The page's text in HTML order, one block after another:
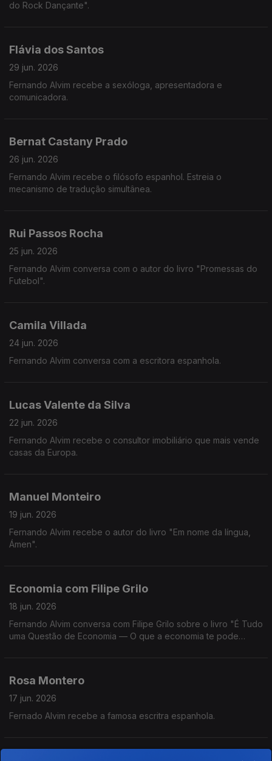
do Rock Dançante".
Flávia dos Santos
29 jun. 2026
Fernando Alvim recebe a sexóloga, apresentadora e
comunicadora.
Bernat Castany Prado
26 jun. 2026
Fernando Alvim recebe o filósofo espanhol. Estreia o
mecanismo de tradução simultânea.
Rui Passos Rocha
25 jun. 2026
Fernando Alvim conversa com o autor do livro "Promessas do
Futebol".
Camila Villada
24 jun. 2026
Fernando Alvim conversa com a escritora espanhola.
Lucas Valente da Silva
22 jun. 2026
Fernando Alvim recebe o consultor imobiliário que mais vende
casas da Europa.
Manuel Monteiro
19 jun. 2026
Fernando Alvim recebe o autor do livro "Em nome da língua,
Ámen".
Economia com Filipe Grilo
18 jun. 2026
Fernando Alvim conversa com Filipe Grilo sobre o livro "É Tudo
uma Questão de Economia — O que a economia te pode
Rosa Montero
17 jun. 2026
Fernado Alvim recebe a famosa escritra espanhola.